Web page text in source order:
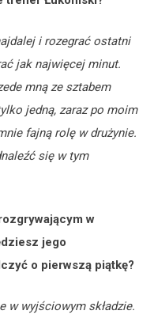
i rozegrać ostatni
jak najwięcej minut.
mną ze sztabem
jedną, zaraz po moim
fajną rolę w drużynie.
się w tym
w
jego
o pierwszą piątkę?
w wyjściowym składzie.